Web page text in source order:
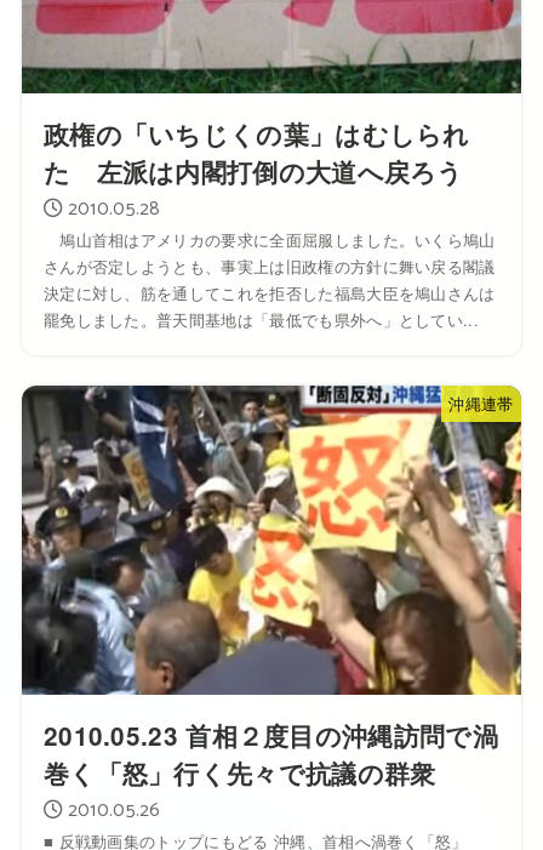
政権の「いちじくの葉」はむしられ
た 左派は内閣打倒の大道へ戻ろう
2010.05.28
鳩山首相はアメリカの要求に全面屈服しました。いくら鳩山
さんが否定しようとも、事実上は旧政権の方針に舞い戻る閣議
決定に対し、筋を通してこれを拒否した福島大臣を鳩山さんは
罷免しました。普天間基地は「最低でも県外へ」としてい...
沖縄連帯
2010.05.23 首相２度目の沖縄訪問で渦
巻く「怒」行く先々で抗議の群衆
2010.05.26
■ 反戦動画集のトップにもどる 沖縄、首相へ渦巻く「怒」